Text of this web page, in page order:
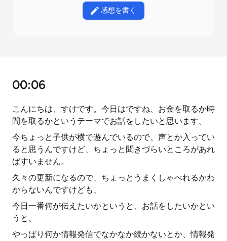
感想を書く
00:06
こんにちは、すけです。今日はですね、お金を取るか時
間を取るかというテーマでお話をしたいと思います。
今ちょっと子供が横で遊んでいるので、声とか入ってい
ると思うんですけど、ちょっと聞きづらいところがあれ
ばすいません。
久々の更新になるので、ちょっとうまくしゃべれるかわ
からないんですけども、
今日一番何が伝えたいかというと、お話をしたいかとい
うと、
やっぱり何か情報発信でなかなか続かないとか、情報発